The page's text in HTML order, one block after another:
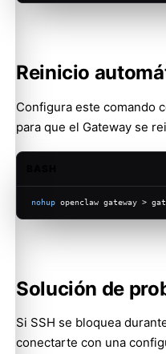
Reinicio
Configura este comando
para que el Gateway se
nohup openclaw gateway >
Solución de
Si SSH se bloquea
conectarte con una